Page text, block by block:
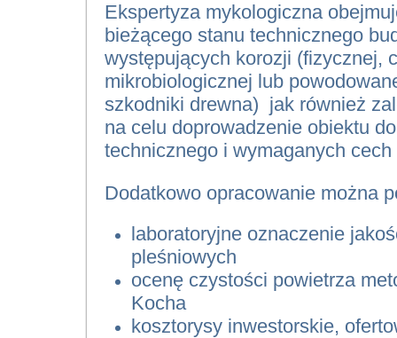
Ekspertyza mykologiczna
bieżącego stanu technicznego
występujących korozji (fizycznej,
mikrobiologicznej lub
szkodniki drewna) jak również
na celu doprowadzenie obiektu
technicznego i wymaganych
Dodatkowo opracowanie można
laboratoryjne oznaczenie
pleśniowych
ocenę czystości powietrza
Kocha
kosztorysy inwestorskie,